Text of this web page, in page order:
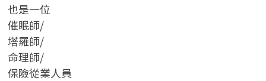
也是一位
催眠師/
塔羅師/
命理師/
保險從業人員